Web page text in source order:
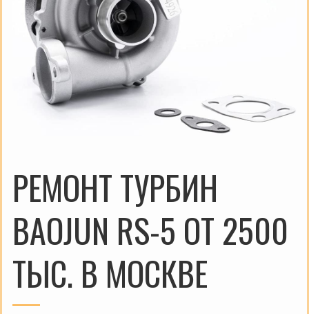
РЕМОНТ ТУРБИН
BAOJUN RS-5 ОТ 2500
ТЫС. В МОСКВЕ